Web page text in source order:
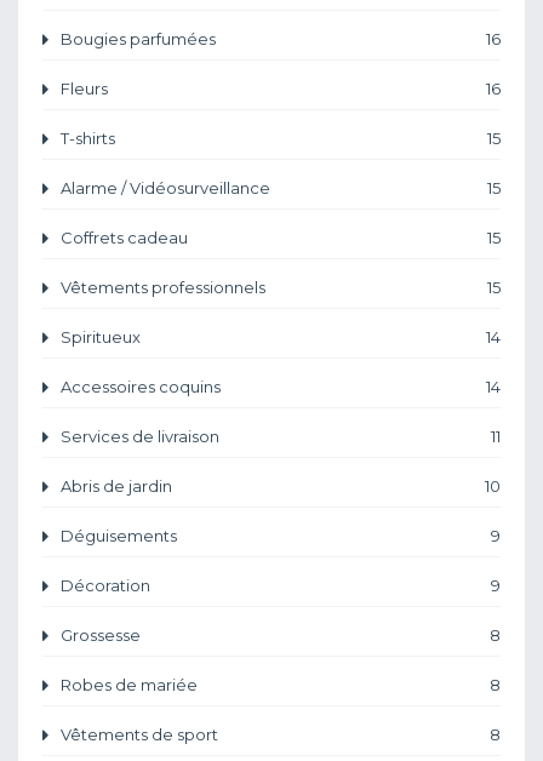
Bougies parfumées 16
Fleurs 16
T-shirts 15
Alarme / Vidéosurveillance 15
Coffrets cadeau 15
Vêtements professionnels 15
Spiritueux 14
Accessoires coquins 14
Services de livraison 11
Abris de jardin 10
Déguisements 9
Décoration 9
Grossesse 8
Robes de mariée 8
Vêtements de sport 8